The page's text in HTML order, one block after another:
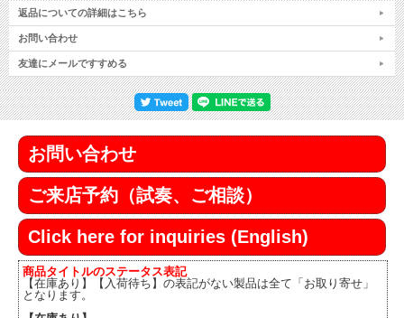
返品についての詳細はこちら
お問い合わせ
友達にメールですすめる
お問い合わせ
ご来店予約（試奏、ご相談）
Click here for inquiries (English)
商品タイトルのステータス表記
【在庫あり】【入荷待ち】の表記がない製品は全て「お取り寄せ」
となります。